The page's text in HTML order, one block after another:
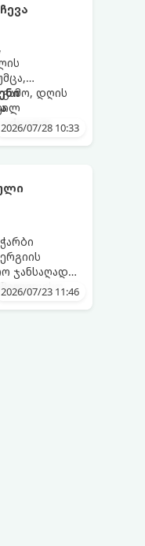
დღის
2026/07/28 10:33
ჯანსაღად
2026/07/23 11:46